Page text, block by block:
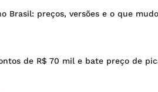
Brasil: preços, versões e o que
de R$ 70 mil e bate preço de